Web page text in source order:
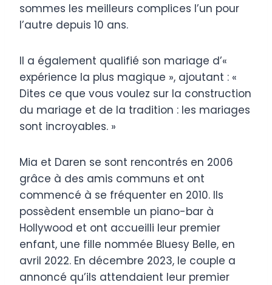
sommes les meilleurs complices l’un pour
l’autre depuis 10 ans.
Il a également qualifié son mariage d’«
expérience la plus magique », ajoutant : «
Dites ce que vous voulez sur la construction
du mariage et de la tradition : les mariages
sont incroyables. »
Mia et Daren se sont rencontrés en 2006
grâce à des amis communs et ont
commencé à se fréquenter en 2010. Ils
possèdent ensemble un piano-bar à
Hollywood et ont accueilli leur premier
enfant, une fille nommée Bluesy Belle, en
avril 2022. En décembre 2023, le couple a
annoncé qu’ils attendaient leur premier